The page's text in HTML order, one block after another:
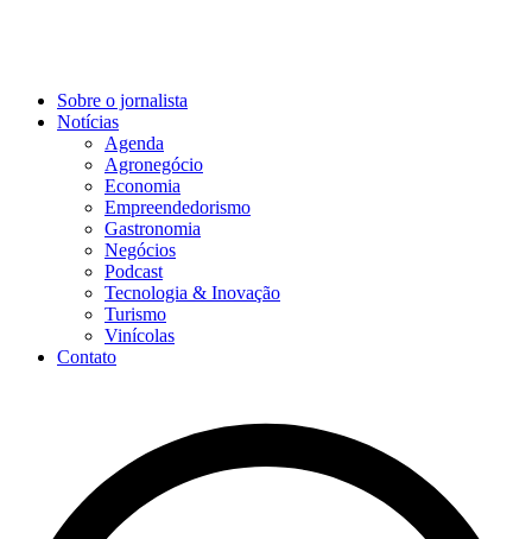
Sobre o jornalista
Notícias
Agenda
Agronegócio
Economia
Empreendedorismo
Gastronomia
Negócios
Podcast
Tecnologia & Inovação
Turismo
Vinícolas
Contato